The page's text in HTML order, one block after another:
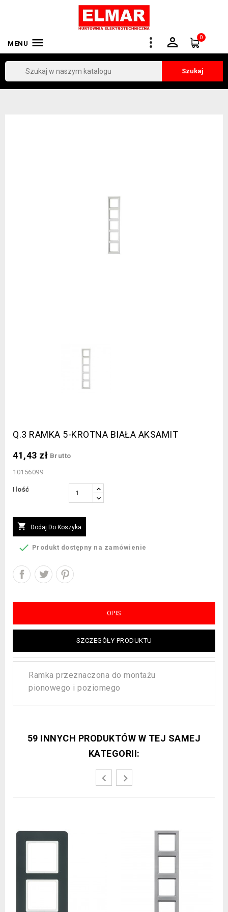
MENU  0

Szukaj
Q.3 RAMKA 5-KROTNA BIAŁA AKSAMIT
41,43 zł Brutto
10156099
Ilość
 Dodaj Do Koszyka
 Produkt dostępny na zamówienie
OPIS
SZCZEGÓŁY PRODUKTU
Ramka przeznaczona do montażu
pionowego i poziomego
59 INNYCH PRODUKTÓW W TEJ SAMEJ
KATEGORII: